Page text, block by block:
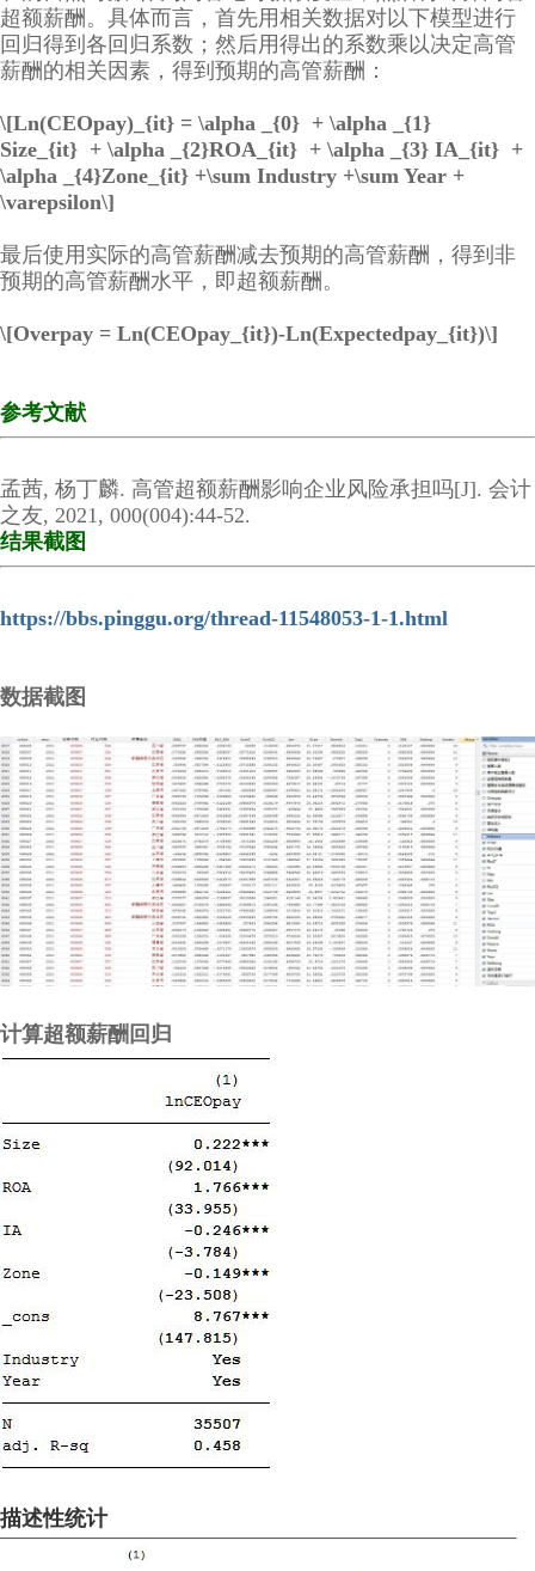
超额薪酬。具体而言，首先用相关数据对以下模型进行
回归得到各回归系数；然后用得出的系数乘以决定高管
薪酬的相关因素，得到预期的高管薪酬：
\[Ln(CEOpay)_{it} = \alpha _{0} + \alpha _{1}
Size_{it} + \alpha _{2}ROA_{it} + \alpha _{3} IA_{it} +
\alpha _{4}Zone_{it} +\sum Industry +\sum Year +
\varepsilon\]
最后使用实际的高管薪酬减去预期的高管薪酬，得到非
预期的高管薪酬水平，即超额薪酬。
\[Overpay = Ln(CEOpay_{it})-Ln(Expectedpay_{it})\]
参考文献
孟茜, 杨丁麟. 高管超额薪酬影响企业风险承担吗[J]. 会计
之友, 2021, 000(004):44-52.
结果截图
https://bbs.pinggu.org/thread-11548053-1-1.html
数据截图
计算超额薪酬回归
描述性统计